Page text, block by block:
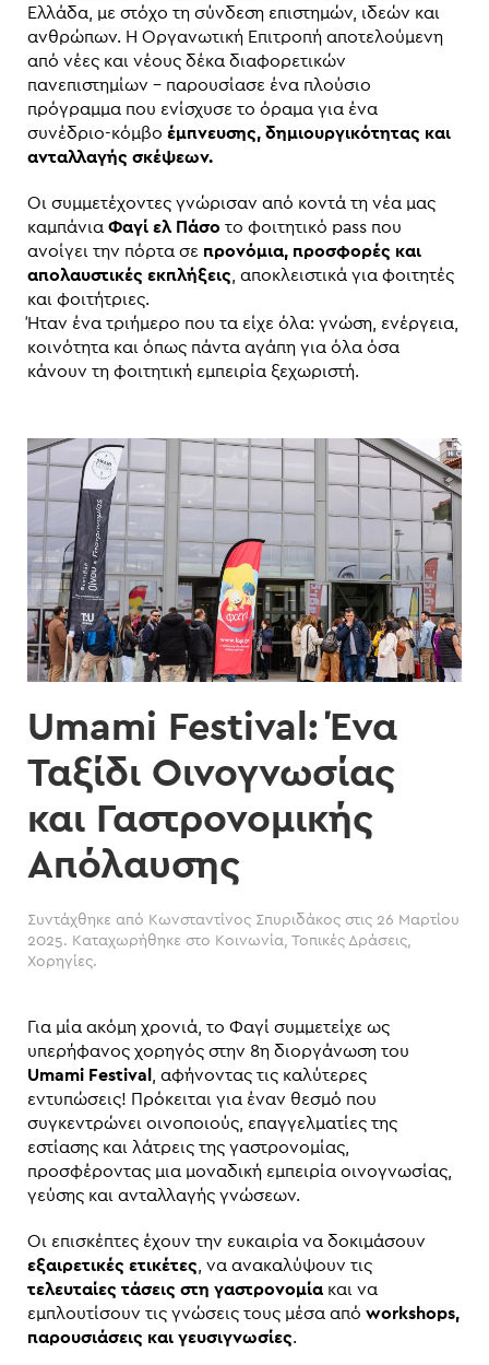
Ελλάδα, με στόχο τη σύνδεση επιστημών, ιδεών και
ανθρώπων. Η Οργανωτική Επιτροπή αποτελούμενη
από νέες και νέους δέκα διαφορετικών
πανεπιστημίων – παρουσίασε ένα πλούσιο
πρόγραμμα που ενίσχυσε το όραμα για ένα
συνέδριο-κόμβο έμπνευσης, δημιουργικότητας και
ανταλλαγής σκέψεων.
Οι συμμετέχοντες γνώρισαν από κοντά τη νέα μας
καμπάνια Φαγί ελ Πάσο το φοιτητικό pass που
ανοίγει την πόρτα σε προνόμια, προσφορές και
απολαυστικές εκπλήξεις , αποκλειστικά για φοιτητές
και φοιτήτριες.
Ήταν ένα τριήμερο που τα είχε όλα: γνώση, ενέργεια,
κοινότητα και όπως πάντα αγάπη για όλα όσα
κάνουν τη φοιτητική εμπειρία ξεχωριστή.
Umami Festival: Ένα
Ταξίδι Οινογνωσίας
και Γαστρονομικής
Απόλαυσης
Συντάχθηκε από Κωνσταντίνος Σπυριδάκος στις 26 Μαρτίου
2025. Καταχωρήθηκε στο Κοινωνία Τοπικές Δράσεις
Χορηγίες.
Για μία ακόμη χρονιά, το Φαγί συμμετείχε ως
υπερήφανος χορηγός στην 8η διοργάνωση του
Umami Festival
, αφήνοντας τις καλύτερες
εντυπώσεις! Πρόκειται για έναν θεσμό που
συγκεντρώνει οινοποιούς, επαγγελματίες της
εστίασης και λάτρεις της γαστρονομίας,
προσφέροντας μια μοναδική εμπειρία οινογνωσίας,
γεύσης και ανταλλαγής γνώσεων.
Οι επισκέπτες έχουν την ευκαιρία να δοκιμάσουν
εξαιρετικές ετικέτες , να ανακαλύψουν τις
τελευταίες τάσεις στη γαστρονομία και να
εμπλουτίσουν τις γνώσεις τους μέσα από workshops,
παρουσιάσεις και γευσιγνωσίες.